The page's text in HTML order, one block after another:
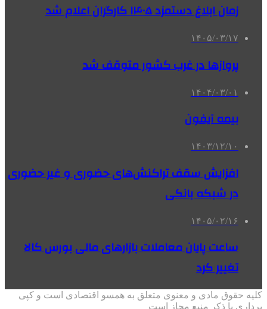
زمان ابلاغ دستمزد ۱۴۰۵ کارگران اعلام شد
۱۴۰۵/۰۳/۱۷
پروازها در غرب کشور متوقف شد
۱۴۰۴/۰۳/۰۱
بیمه آیفون
۱۴۰۳/۱۲/۱۰
افزایش سقف تراکنش‌های حضوری و غیر حضوری
در شبکه بانکی
۱۴۰۵/۰۲/۱۶
ساعت پایان معاملات بازارهای مالی بورس کالا
تغییر کرد
کلیه حقوق مادی و معنوی متعلق به همسو اقتصادی است و کپی
برداری با ذکر منبع مجاز است